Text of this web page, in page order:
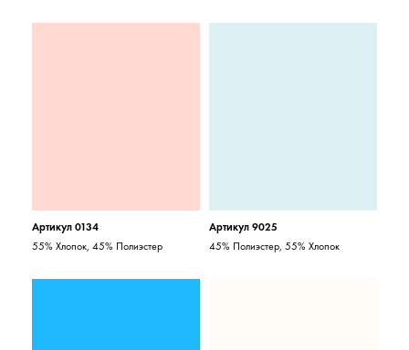
Артикул 0134
55% Хлопок, 45% Полиэстер
Артикул 9025
45% Полиэстер, 55% Хлопок